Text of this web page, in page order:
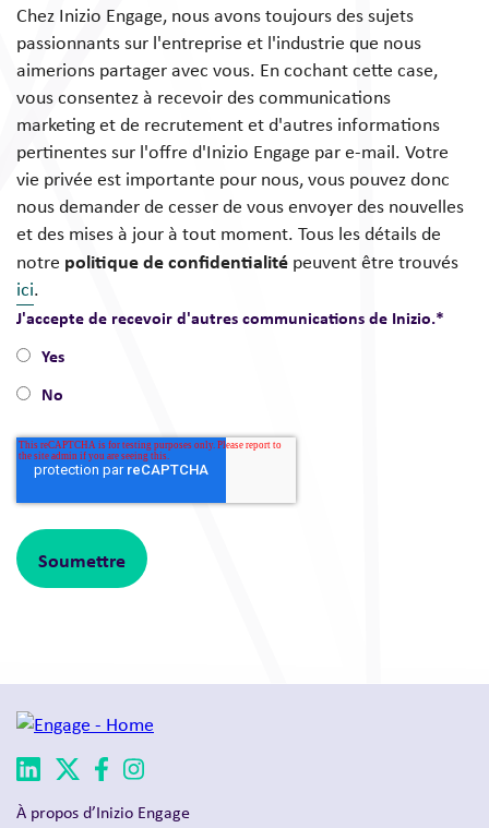
Chez Inizio Engage, nous avons toujours des sujets
passionnants sur l'entreprise et l'industrie que nous
aimerions partager avec vous. En cochant cette case,
vous consentez à recevoir des communications
marketing et de recrutement et d'autres informations
pertinentes sur l'offre d'Inizio Engage par e-mail. Votre
vie privée est importante pour nous, vous pouvez donc
nous demander de cesser de vous envoyer des nouvelles
et des mises à jour à tout moment. Tous les détails de
notre politique de confidentialité peuvent être trouvés
ici.
J'accepte de recevoir d'autres communications de Inizio.*
Yes
No
À propos d’Inizio Engage